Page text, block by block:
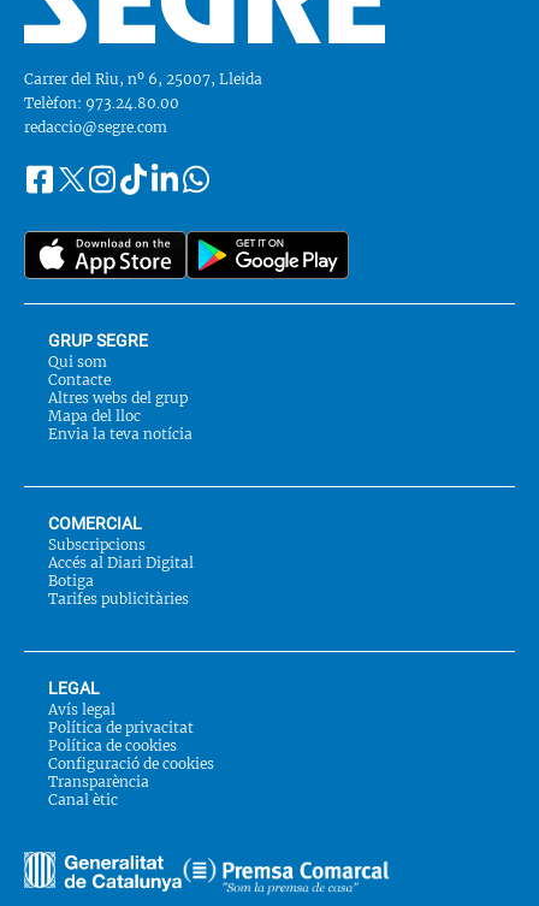
Carrer del Riu, nº 6, 25007, Lleida
Telèfon: 973.24.80.00
redaccio@segre.com
Segueix-
a::
FacebookInstagram
TiktokLinkedinWhatsapp
GRUP SEGRE
Qui som
Contacte
Altres webs del grup
Mapa del lloc
Envia la teva notícia
COMERCIAL
Subscripcions
Accés al Diari Digital
Botiga
Tarifes publicitàries
LEGAL
Avís legal
Política de privacitat
Política de cookies
Configuració de cookies
Transparència
Canal ètic